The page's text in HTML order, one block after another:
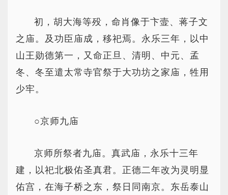
初，胡大海等殁，命肖像于卞壸、蒋子文
之庙。及功臣庙成，移祀焉。永乐三年，以中
山王勋德第一，又命正旦、清明、中元、孟
冬、冬至遣太常寺官祭于大功坊之家庙，牲用
少牢。
○京师九庙
京师所祭者九庙。真武庙，永乐十三年
建，以祀北极佑圣真君。正德二年改为灵明显
佑宫，在海子桥之东，祭日同南京。东岳泰山